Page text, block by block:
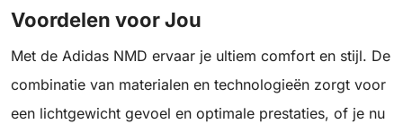
Voordelen voor Jou
Met de Adidas NMD ervaar je ultiem comfort en stijl. De
combinatie van materialen en technologieën zorgt voor
een lichtgewicht gevoel en optimale prestaties, of je nu